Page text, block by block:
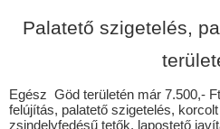
Alacska
Alsódobsza
Palatető szigetelés,
Egész Göd területén már 7.500,-
felújítás, palatető szigetelés,
zsindelyfedésű tetők, lapostető